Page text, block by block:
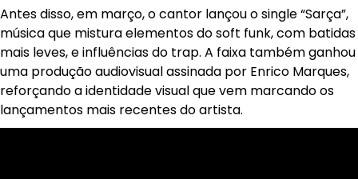
Antes disso, em março, o cantor lançou o single “Sarça”,
música que mistura elementos do soft funk, com batidas
mais leves, e influências do trap. A faixa também ganhou
uma produção audiovisual assinada por Enrico Marques,
reforçando a identidade visual que vem marcando os
lançamentos mais recentes do artista.